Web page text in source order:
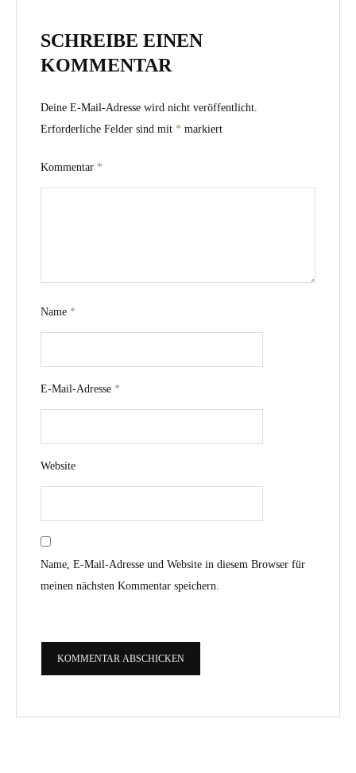
SCHREIBE EINEN
KOMMENTAR
Deine E-Mail-Adresse wird nicht veröffentlicht.
Erforderliche Felder sind mit * markiert
Kommentar *
Name *
E-Mail-Adresse *
Website
Name, E-Mail-Adresse und Website in diesem Browser für
meinen nächsten Kommentar speichern.